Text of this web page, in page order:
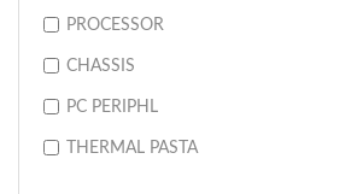
PROCESSOR
CHASSIS
PC PERIPHL
THERMAL PASTA